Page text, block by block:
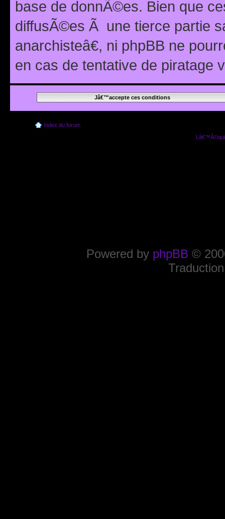
base de donnÃ©es. Bien que
diffusÃ©es Ã une tierce partie
anarchisteâ€, ni phpBB ne
en cas de tentative de piratage
Index du forum
Powered by phpBB ©